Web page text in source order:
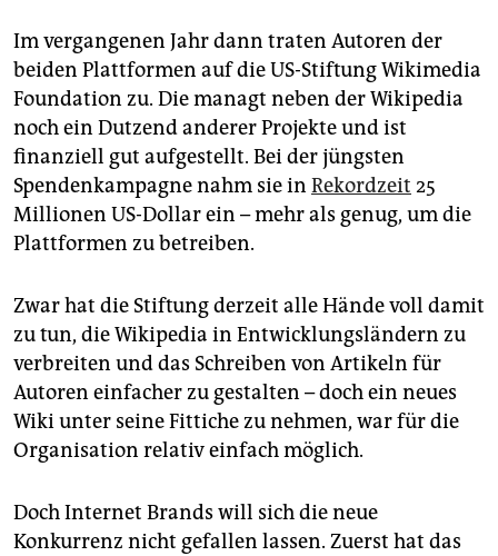
Im vergangenen Jahr dann traten Autoren der
beiden Plattformen auf die US-Stiftung Wikimedia
Foundation zu. Die managt neben der Wikipedia
noch ein Dutzend anderer Projekte und ist
finanziell gut aufgestellt. Bei der jüngsten
Spendenkampagne nahm sie in Rekordzeit 25
Millionen US-Dollar ein – mehr als genug, um die
Plattformen zu betreiben.
Zwar hat die Stiftung derzeit alle Hände voll damit
zu tun, die Wikipedia in Entwicklungsländern zu
verbreiten und das Schreiben von Artikeln für
Autoren einfacher zu gestalten – doch ein neues
Wiki unter seine Fittiche zu nehmen, war für die
Organisation relativ einfach möglich.
Doch Internet Brands will sich die neue
Konkurrenz nicht gefallen lassen. Zuerst hat das